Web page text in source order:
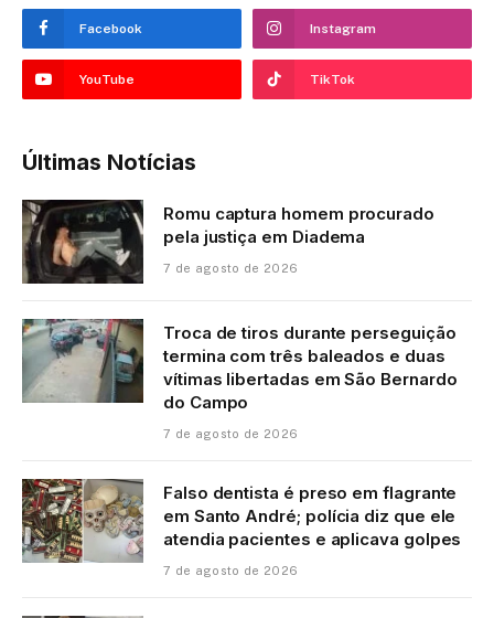
Facebook Instagram
YouTube TikTok
Últimas Notícias
Romu captura homem procurado
pela justiça em Diadema
7 de agosto de 2026
Troca de tiros durante perseguição
termina com três baleados e duas
vítimas libertadas em São Bernardo
do Campo
7 de agosto de 2026
Falso dentista é preso em flagrante
em Santo André; polícia diz que ele
atendia pacientes e aplicava golpes
7 de agosto de 2026